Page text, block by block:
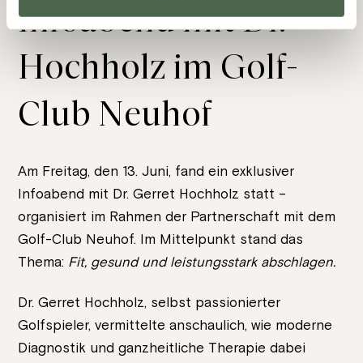
Infoabend mit Dr.
Hochholz im Golf-
Club Neuhof
Am Freitag, den 13. Juni, fand ein exklusiver
Infoabend mit Dr. Gerret Hochholz statt –
organisiert im Rahmen der Partnerschaft mit dem
Golf-Club Neuhof. Im Mittelpunkt stand das
Thema: Fit, gesund und leistungsstark abschlagen.
Dr. Gerret Hochholz, selbst passionierter
Golfspieler, vermittelte anschaulich, wie moderne
Diagnostik und ganzheitliche Therapie dabei